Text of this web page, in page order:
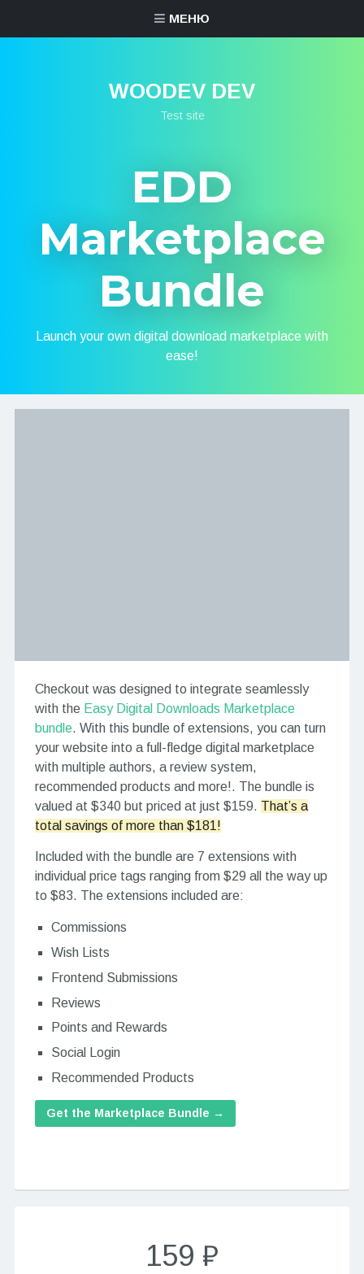
МЕНЮ
WOODEV DEV
Test site
EDD
Marketplace
Bundle
Launch your own digital download marketplace with
ease!
Checkout was designed to integrate seamlessly
with the Easy Digital Downloads Marketplace
bundle. With this bundle of extensions, you can turn
your website into a full-fledge digital marketplace
with multiple authors, a review system,
recommended products and more!. The bundle is
valued at $340 but priced at just $159. That’s a
total savings of more than $181!
Included with the bundle are 7 extensions with
individual price tags ranging from $29 all the way up
to $83. The extensions included are:
Commissions
Wish Lists
Frontend Submissions
Reviews
Points and Rewards
Social Login
Recommended Products
Get the Marketplace Bundle →
159 ₽